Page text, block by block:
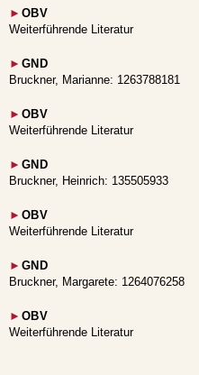
► OBV
Weiterführende Literatur
► GND
Bruckner, Marianne: 1263788181
► OBV
Weiterführende Literatur
► GND
Bruckner, Heinrich: 135505933
► OBV
Weiterführende Literatur
► GND
Bruckner, Margarete: 1264076258
► OBV
Weiterführende Literatur